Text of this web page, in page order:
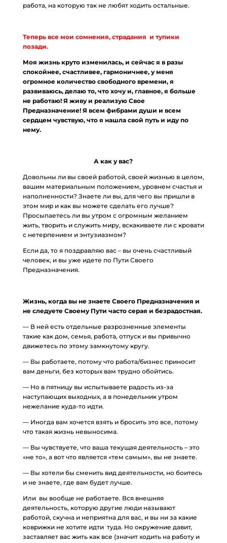
работа, на которую так не любят ходить остальные.
Теперь все мои сомнения, страдания и тупики
позади.
Моя жизнь круто изменилась, и сейчас я в разы
спокойнее, счастливее, гармоничнее, у меня
огромное количество свободного времени, я
развиваюсь, делаю то, что хочу и, главное, я больше
не работаю! Я живу и реализую Свое
Предназначение! Я всем фибрами души и всем
сердцем чувствую, что я нашла свой путь и иду по
нему.
А как у вас?
Довольны ли вы своей работой, своей жизнью в целом,
вашим материальным положением, уровнем счастья и
наполненности? Знаете ли вы, для чего вы пришли в
этом мир и как вы можете сделать его лучше?
Просыпаетесь ли вы утром с огромным желанием
жить, творить и служить миру, вскакиваете ли с кровати
с нетерпением и энтузиазмом?
Если да, то я поздравляю вас – вы очень счастливый
человек, и вы уже идете по Пути Своего
Предназначения.
Жизнь, когда вы не знаете Своего Предназначения и
не следуете Своему Пути часто серая и безрадостная.
— В ней есть отдельные разрозненные элементы
такие как дом, семья, работа, отпуск и вы привычно
движетесь по этому замкнутому кругу.
— Вы работаете, потому что работа/бизнес приносит
вам деньги, без которых вам трудно обойтись.
— Но в пятницу вы испытываете радость из-за
наступающих выходных, а в понедельник утром
нежелание куда-то идти.
— Иногда вам хочется взять и бросить это все, потому
что такая жизнь невыносима.
— Вы чувствуете, что ваша текущая деятельность – это
«не то», а вот что является «тем самым», вы не знаете.
— Вы хотели бы сменить вид деятельности, но боитесь
и не знаете, где вам будет лучше.
Или вы вообще не работаете. Вся внешняя
деятельность, которую другие люди называют
работой, скучна и неприятна для вас, и вы ни за какие
коврижки не хотите идти туда. Но окружение давит,
заставляет вас жить как все (значит ходить на работу и